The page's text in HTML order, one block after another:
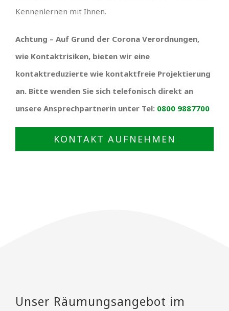
Kennenlernen mit Ihnen.
Achtung – Auf Grund der Corona Verordnungen,
wie Kontaktrisiken, bieten wir eine
kontaktreduzierte wie kontaktfreie Projektierung
an. Bitte wenden Sie sich telefonisch direkt an
unsere Ansprechpartnerin unter Tel: 0800 9887700
KONTAKT AUFNEHMEN
Unser Räumungsangebot im